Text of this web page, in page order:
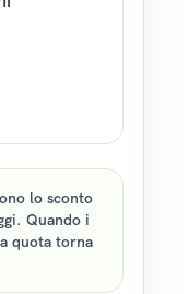
lo sconto
Quando i
quota torna